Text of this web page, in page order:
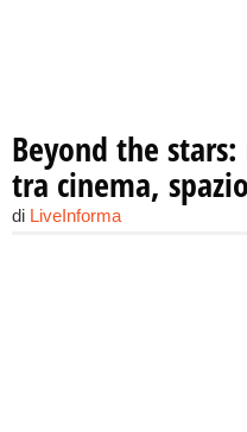
Beyond the
tra cinema,
di LiveInforma